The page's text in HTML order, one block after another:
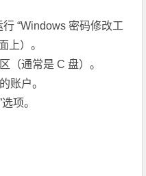
“Windows 密码修改工
上）。
（通常是 C 盘）。
账户。
项。